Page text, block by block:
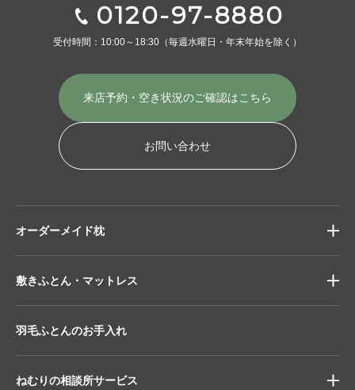
0120-97-8880
受付時間：10:00～18:30 （毎週水曜日・年末年始を除く）
来店予約・空き状況のご確認はこちら
お問い合わせ
オーダーメイド枕
敷きふとん・マットレス
羽毛ふとんのお手入れ
ねむりの相談所サービス